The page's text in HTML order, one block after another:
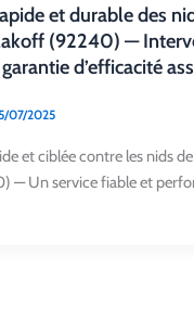
et durable des
(92240) —
d’efficacité
07/2025
et ciblée contre les nids
— Un service fiable et